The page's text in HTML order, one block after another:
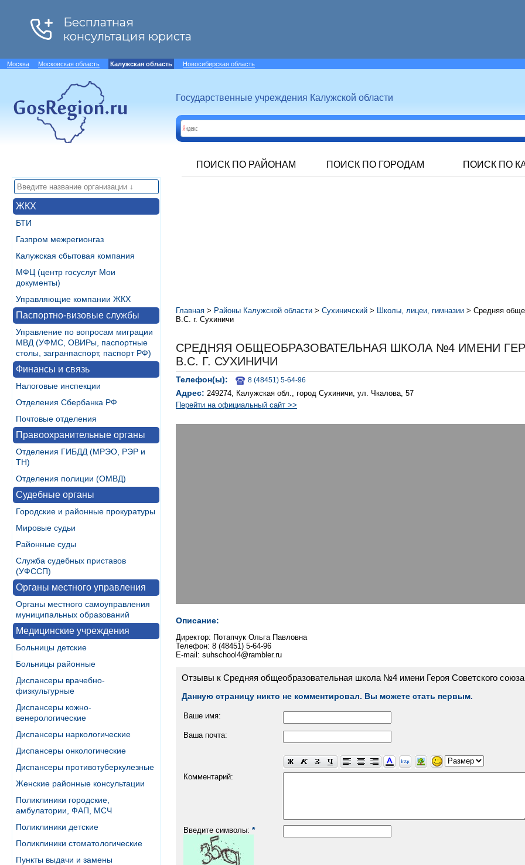
Москва Московская область Калужская область Новосибирская область
Государственные учреждения Калужской области
ПОИСК ПО РАЙОНАМ ПОИСК ПО ГОРОДАМ ПОИСК ПО
ЖКХ
БТИ
Газпром межрегионгаз
Калужская сбытовая компания
МФЦ (центр госуслуг Мои
документы)
Управляющие компании ЖКХ
Паспортно-визовые службы
Управление по вопросам миграции
МВД (УФМС, ОВИРы, паспортные
столы, загранпаспорт, паспорт РФ)
Финансы и связь
Налоговые инспекции
Отделения Сбербанка РФ
Почтовые отделения
Правоохранительные органы
Отделения ГИБДД (МРЭО, РЭР и
ТН)
Отделения полиции (ОМВД)
Судебные органы
Городские и районные прокуратуры
Мировые судьи
Районные суды
Служба судебных приставов
(УФССП)
Органы местного управления
Органы местного самоуправления
муниципальных образований
Медицинские учреждения
Больницы детские
Больницы районные
Диспансеры врачебно-
физкультурные
Диспансеры кожно-
венерологические
Диспансеры наркологические
Диспансеры онкологические
Диспансеры противотуберкулезные
Женские районные консультации
Поликлиники городские,
амбулатории, ФАП, МСЧ
Поликлиники детские
Поликлиники стоматологические
Пункты выдачи и замены
Главная > Районы Калужской области > Сухиничский > Школы, лицеи, гимназии > Средняя
В.С. г. Сухиничи
СРЕДНЯЯ ОБЩЕОБРАЗОВАТЕЛЬНАЯ ШКОЛА №4 ИМЕНИ
В.С. Г. СУХИНИЧИ
Телефон(ы): 8 (48451) 5-64-96
Адрес: 249274, Калужская обл., город Сухиничи, ул. Чкалова, 57
Перейти на официальный сайт >>
Описание:
Директор: Потапчук Ольга Павловна
Телефон: 8 (48451) 5-64-96
E-mail: suhschool4@rambler.ru
Отзывы к Средняя общеобразовательная школа №4 имени Героя Советского
Данную страницу никто не комментировал. Вы можете стать первым.
Ваше имя:
Ваша почта:
Комментарий:
Введите символы: *